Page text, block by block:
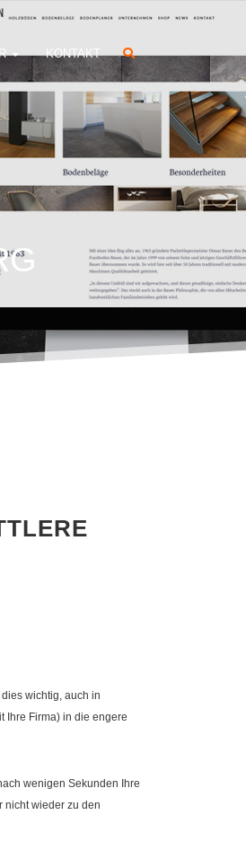
KONTAKT
wichtig, auch in
Ihre Firma) in die engere
wenigen Sekunden Ihre
nicht wieder zu den